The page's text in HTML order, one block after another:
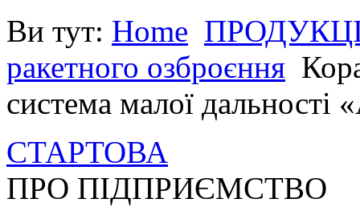
Ви тут: Home
ракетного озброєння
система малої
СТАРТОВА
ПРО ПІДПРИЄМСТВО